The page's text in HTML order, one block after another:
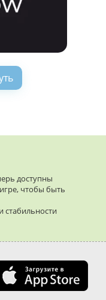
доступны
чтобы быть
стабильности